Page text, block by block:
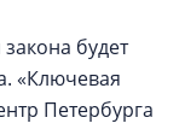
будет
«Ключевая
Петербурга